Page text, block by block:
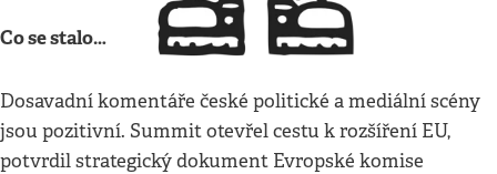
Co se stalo…
Dosavadní komentáře české politické a mediální scény
jsou pozitivní. Summit otevřel cestu k rozšíření EU,
potvrdil strategický dokument Evropské komise